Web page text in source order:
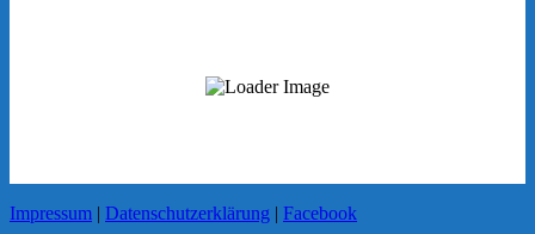
Impressum | Datenschutzerklärung | Facebook